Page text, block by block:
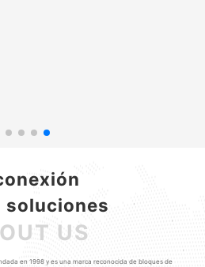
soluciones
US
en 1998 y es una marca reconocida de bloques de